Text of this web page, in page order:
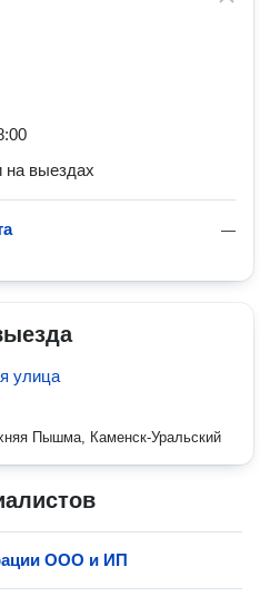
на выездах
—
улица
Пышма, Каменск-Уральский
ООО и ИП